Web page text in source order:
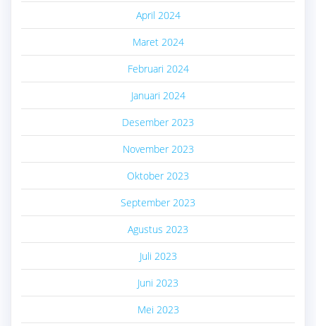
April 2024
Maret 2024
Februari 2024
Januari 2024
Desember 2023
November 2023
Oktober 2023
September 2023
Agustus 2023
Juli 2023
Juni 2023
Mei 2023